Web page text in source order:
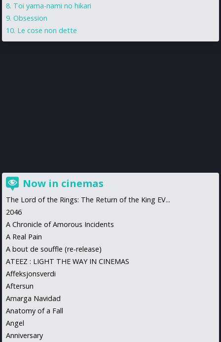
Toi yama-nami no hikari
Obsession
Le cose non dette
Now in cinemas
The Lord of the Rings: The Return of the King EV...
2046
A Chronicle of Amorous Incidents
A Real Pain
A bout de souffle (re-release)
ATEEZ : LIGHT THE WAY IN CINEMAS
Affeksjonsverdi
Aftersun
Amarga Navidad
Anatomy of a Fall
Angel
Anniversary